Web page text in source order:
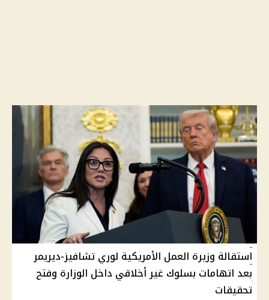
استقالة وزيرة العمل الأمريكية لوري تشافيز-ديريمر
بعد اتهامات بسلوك غير أخلاقي داخل الوزارة وفتح
تحقيقات